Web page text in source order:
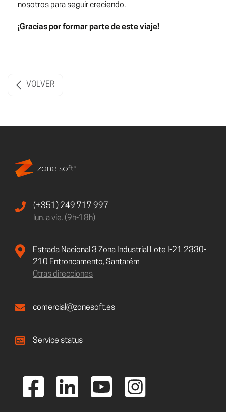
nosotros para seguir creciendo.
¡Gracias por formar parte de este viaje!
VOLVER
(+351) 249 717 997
lun. a vie. (9h-18h)
Estrada Nacional 3 Zona Industrial Lote I-21 2330-
210 Entroncamento, Santarém
Otras direcciones
comercial@zonesoft.es
Service status